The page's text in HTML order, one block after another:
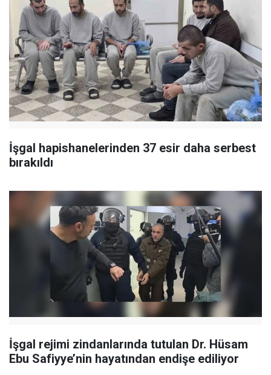
İşgal hapishanelerinden 37 esir daha serbest
bırakıldı
İşgal rejimi zindanlarında tutulan Dr. Hüsam
Ebu Safiyye’nin hayatından endişe ediliyor